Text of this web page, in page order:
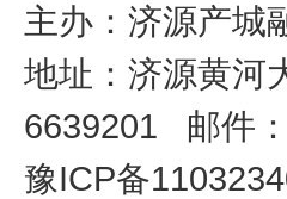
主办： 济源产城
地址：济源黄
6639201 邮件
豫ICP备